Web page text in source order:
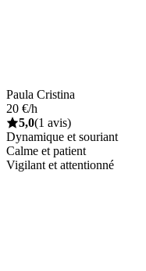
Paula Cristina
20 €/h
5,0(1 avis)
Dynamique et souriant
Calme et patient
Vigilant et attentionné